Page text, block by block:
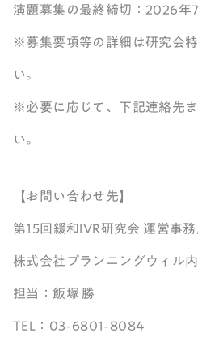
演題募集の最終締切：2026年7
※募集要項等の詳細は研究会
い。
※必要に応じて、下記連絡先
い。
【お問い合わせ先】
第15回緩和IVR研究会 運営事務
株式会社プランニングウィル内
担当：飯塚 勝
TEL：03-6801-8084